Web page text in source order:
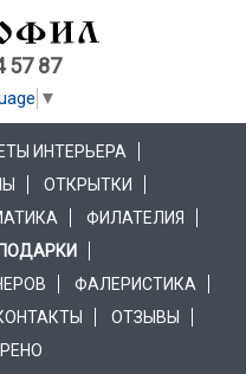
57 87
▼
ИНТЕРЬЕРА
ОТКРЫТКИ
ФИЛАТЕЛИЯ
ФАЛЕРИСТИКА
ОТЗЫВЫ